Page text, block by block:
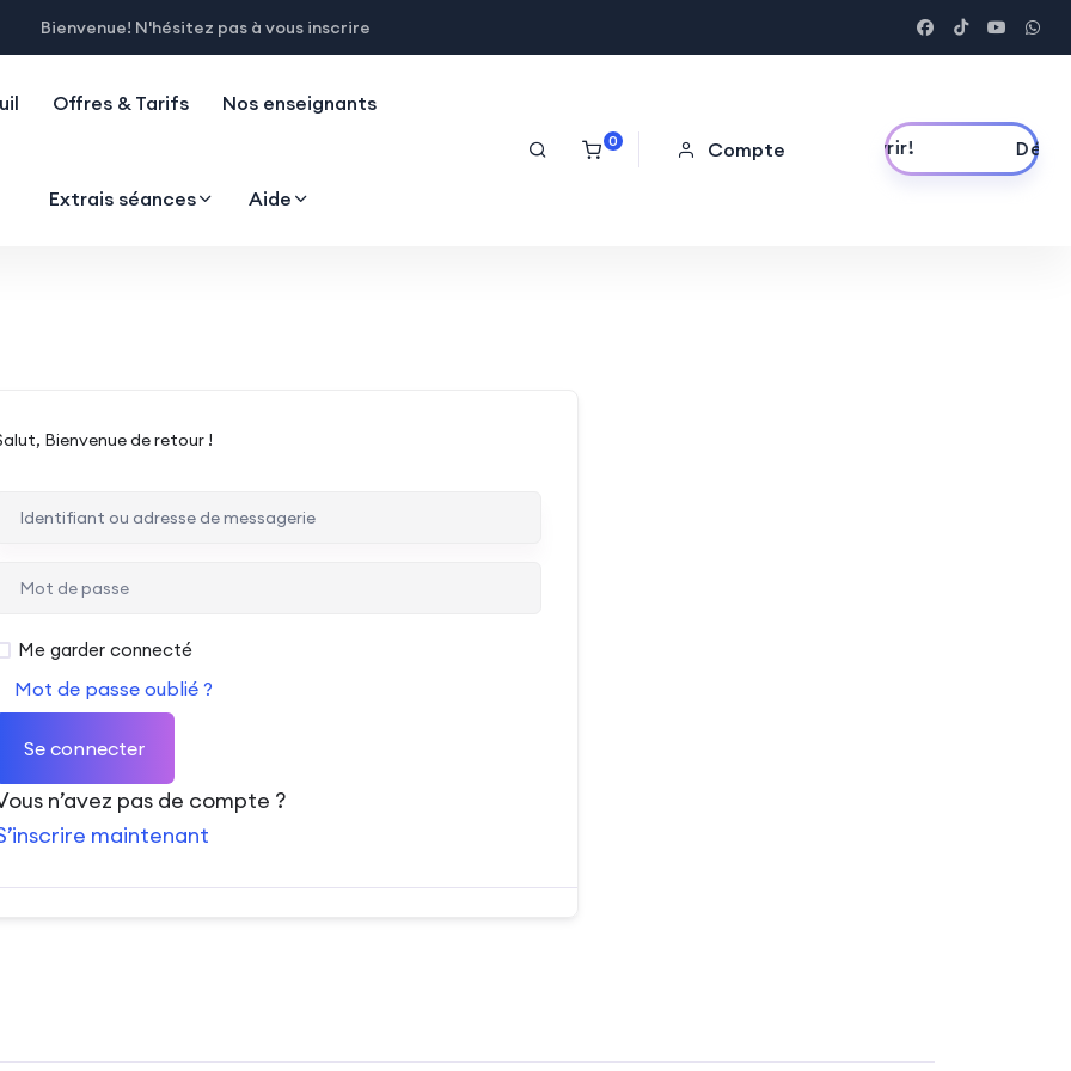
Bienvenue! N'hésitez pas à vous inscrire
Offres & Tarifs Nos enseignants
Extrais séances Aide
0 CompteDécouvrir!
Bienvenue de retour !
Me garder connecté
Mot de passe oublié ?
Se connecter
n’avez pas de compte ?
maintenant